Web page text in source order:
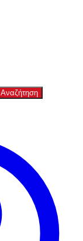
Αναζήτηση